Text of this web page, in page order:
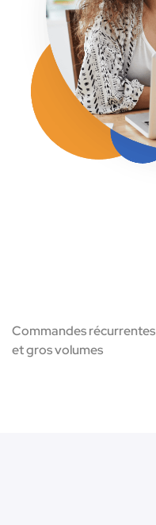
Commandes récurrentes
et gros volumes